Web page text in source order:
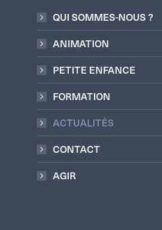
QUI SOMMES-NOUS ?
ANIMATION
PETITE ENFANCE
FORMATION
ACTUALITÉS
CONTACT
AGIR